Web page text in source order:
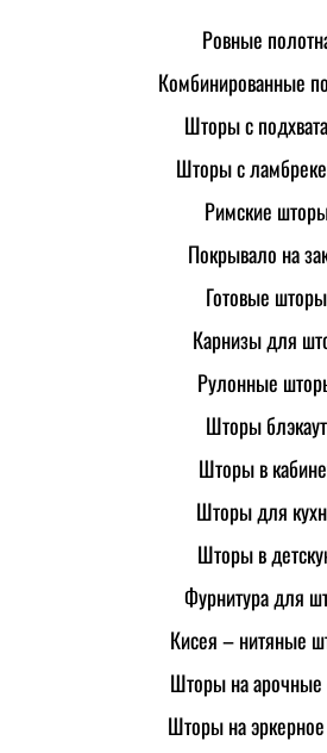
Ровные
Комбинированные
Шторы с
Шторы с
Римские
Покрывало на
Готовые шторы
Карнизы для
Рулонные
Шторы блэкаут
Шторы в
Шторы для
Шторы в
Фурнитура для
Кисея – нитяные
Шторы на арочные
Шторы на